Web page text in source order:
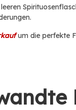
um die perfekte